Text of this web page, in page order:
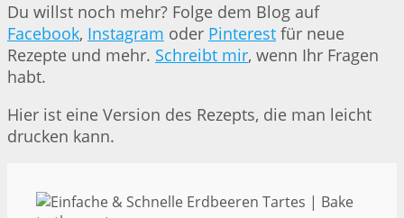
Du willst noch mehr? Folge dem Blog auf
Facebook, Instagram oder Pinterest für neue
Rezepte und mehr. Schreibt mir, wenn Ihr Fragen
habt.
Hier ist eine Version des Rezepts, die man leicht
drucken kann.